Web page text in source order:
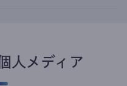
人メディア